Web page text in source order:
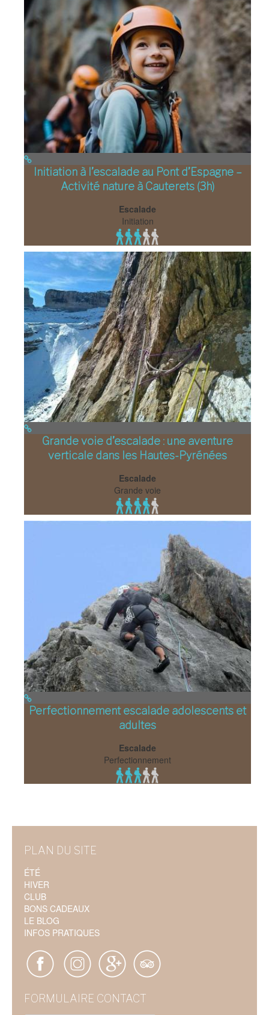
Initiation à l’escalade au Pont d’Espagne –
Activité nature à Cauterets (3h)
Escalade
Initiation
Grande voie d’escalade : une aventure
verticale dans les Hautes-Pyrénées
Escalade
Grande voie
Perfectionnement escalade adolescents et
adultes
Escalade
Perfectionnement
PLAN DU SITE
ÉTÉ
HIVER
CLUB
BONS CADEAUX
LE BLOG
INFOS PRATIQUES
FORMULAIRE CONTACT